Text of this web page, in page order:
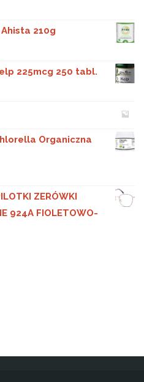
210g
225mcg 250 tabl.
Organiczna
ZERÓWKI
924A FIOLETOWO-